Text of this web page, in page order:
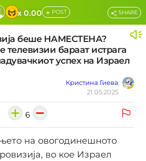
x 0.00 + POST
беше НАМЕСТЕНА?
телевизии бараат истрага
успех на Израел
Кристина Гиева
21.05.2025
SHARE
6
на овогодинешното
во кое Израел